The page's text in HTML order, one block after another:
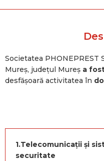
Societatea PHONEPREST
Mureș, județul Mureș a
desfășoară activitatea în
1.Telecomunicații și
securitate